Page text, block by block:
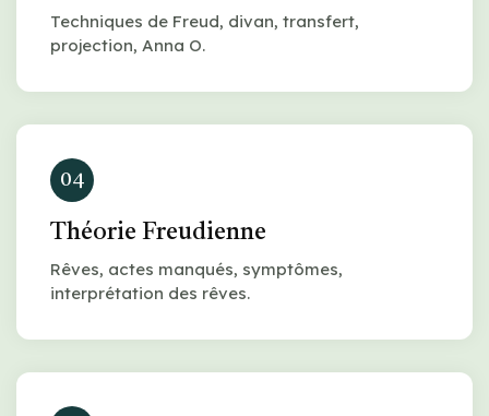
Techniques de Freud, divan, transfert,
projection, Anna O.
04
Théorie Freudienne
Rêves, actes manqués, symptômes,
interprétation des rêves.